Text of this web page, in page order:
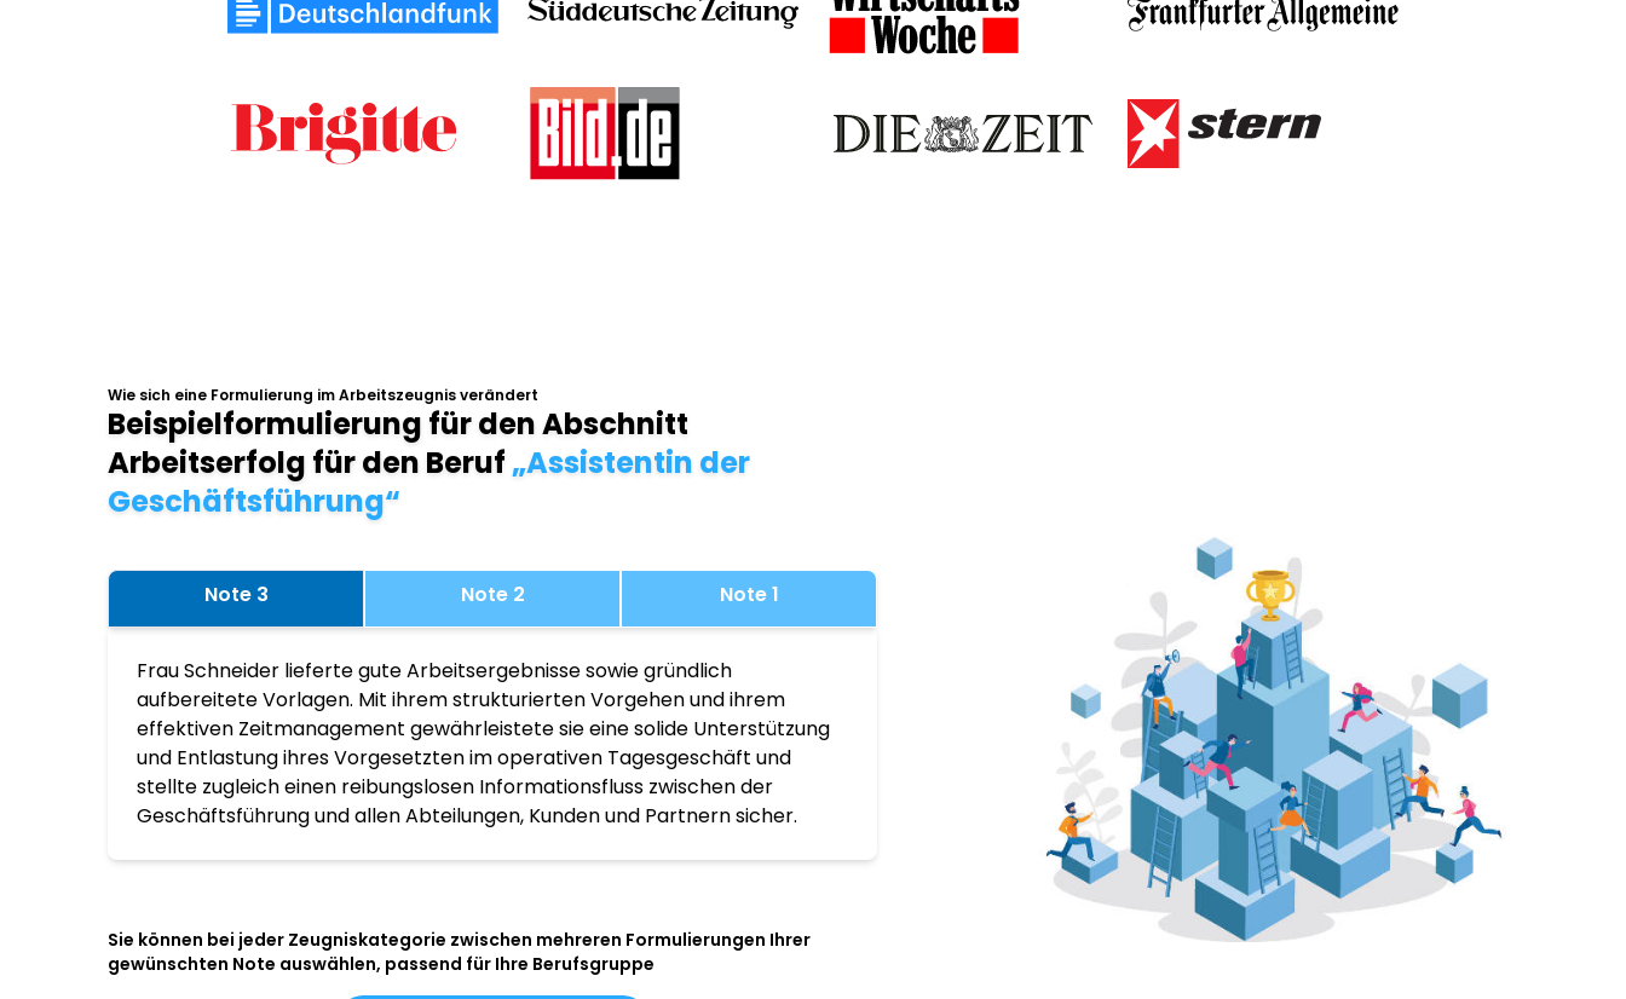
Wie sich eine Formulierung im Arbeitszeugnis verändert
Beispielformulierung für den Abschnitt
Arbeitserfolg für den Beruf „Assistentin der
Geschäftsführung“
Note 3 Note 2 Note 1
Frau Schneider lieferte gute Arbeitsergebnisse sowie gründlich
aufbereitete Vorlagen. Mit ihrem strukturierten Vorgehen und ihrem
effektiven Zeitmanagement gewährleistete sie eine solide Unterstützung
und Entlastung ihres Vorgesetzten im operativen Tagesgeschäft und
stellte zugleich einen reibungslosen Informationsfluss zwischen der
Geschäftsführung und allen Abteilungen, Kunden und Partnern sicher.
Sie können bei jeder Zeugniskategorie zwischen mehreren Formulierungen Ihrer
gewünschten Note auswählen, passend für Ihre Berufsgruppe